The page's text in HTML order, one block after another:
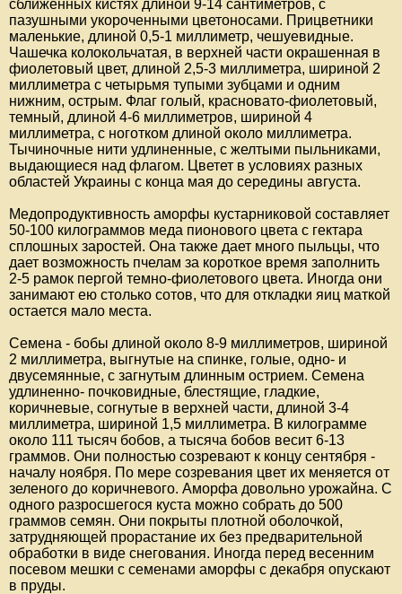
сближенных кистях длиной 9-14 сантиметров, с
пазушными укороченными цветоносами. Прицветники
маленькие, длиной 0,5-1 миллиметр, чешуевидные.
Чашечка колокольчатая, в верхней части окрашенная в
фиолетовый цвет, длиной 2,5-3 миллиметра, шириной 2
миллиметра с четырьмя тупыми зубцами и одним
нижним, острым. Флаг голый, красновато-фиолетовый,
темный, длиной 4-6 миллиметров, шириной 4
миллиметра, с ноготком длиной около миллиметра.
Тычиночные нити удлиненные, с желтыми пыльниками,
выдающиеся над флагом. Цветет в условиях разных
областей Украины с конца мая до середины августа.
Медопродуктивность аморфы кустарниковой составляет
50-100 килограммов меда пионового цвета с гектара
сплошных заростей. Она также дает много пыльцы, что
дает возможность пчелам за короткое время заполнить
2-5 рамок пергой темно-фиолетового цвета. Иногда они
занимают ею столько сотов, что для откладки яиц маткой
остается мало места.
Семена - бобы длиной около 8-9 миллиметров, шириной
2 миллиметра, выгнутые на спинке, голые, одно- и
двусемянные, с загнутым длинным острием. Семена
удлиненно- почковидные, блестящие, гладкие,
коричневые, согнутые в верхней части, длиной 3-4
миллиметра, шириной 1,5 миллиметра. В килограмме
около 111 тысяч бобов, а тысяча бобов весит 6-13
граммов. Они полностью созревают к концу сентября -
началу ноября. По мере созревания цвет их меняется от
зеленого до коричневого. Аморфа довольно урожайна. С
одного разросшегося куста можно собрать до 500
граммов семян. Они покрыты плотной оболочкой,
затрудняющей прорастание их без предварительной
обработки в виде снегования. Иногда перед весенним
посевом мешки с семенами аморфы с декабря опускают
в пруды.